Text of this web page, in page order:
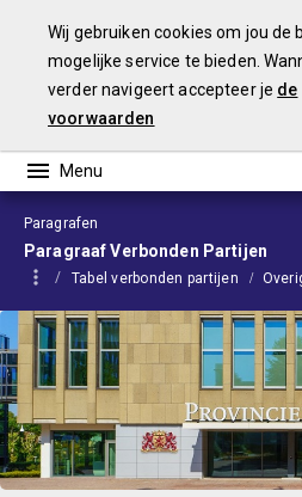
Wij gebruiken cookies om jou de
mogelijke service te bieden.
verder navigeert accepteer je de
voorwaarden
Paragrafen
Paragraaf Verbonden Partijen
Tabel verbonden partijen